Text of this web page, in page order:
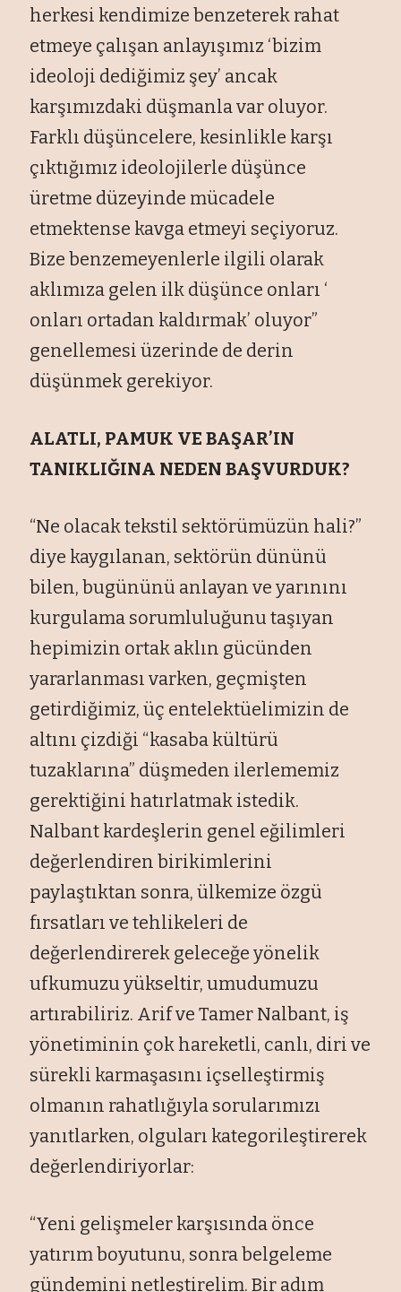
herkesi kendimize benzeterek rahat
etmeye çalışan anlayışımız ‘bizim
ideoloji dediğimiz şey’ ancak
karşımızdaki düşmanla var oluyor.
Farklı düşüncelere, kesinlikle karşı
çıktığımız ideolojilerle düşünce
üretme düzeyinde mücadele
etmektense kavga etmeyi seçiyoruz.
Bize benzemeyenlerle ilgili olarak
aklımıza gelen ilk düşünce onları ‘
onları ortadan kaldırmak’ oluyor”
genellemesi üzerinde de derin
düşünmek gerekiyor.
ALATLI, PAMUK VE BAŞAR’IN
TANIKLIĞINA NEDEN BAŞVURDUK?
“Ne olacak tekstil sektörümüzün hali?”
diye kaygılanan, sektörün dününü
bilen, bugününü anlayan ve yarınını
kurgulama sorumluluğunu taşıyan
hepimizin ortak aklın gücünden
yararlanması varken, geçmişten
getirdiğimiz, üç entelektüelimizin de
altını çizdiği “kasaba kültürü
tuzaklarına” düşmeden ilerlememiz
gerektiğini hatırlatmak istedik.
Nalbant kardeşlerin genel eğilimleri
değerlendiren birikimlerini
paylaştıktan sonra, ülkemize özgü
fırsatları ve tehlikeleri de
değerlendirerek geleceğe yönelik
ufkumuzu yükseltir, umudumuzu
artırabiliriz. Arif ve Tamer Nalbant, iş
yönetiminin çok hareketli, canlı, diri ve
sürekli karmaşasını içselleştirmiş
olmanın rahatlığıyla sorularımızı
yanıtlarken, olguları kategorileştirerek
değerlendiriyorlar:
“Yeni gelişmeler karşısında önce
yatırım boyutunu, sonra belgeleme
gündemini netleştirelim. Bir adım